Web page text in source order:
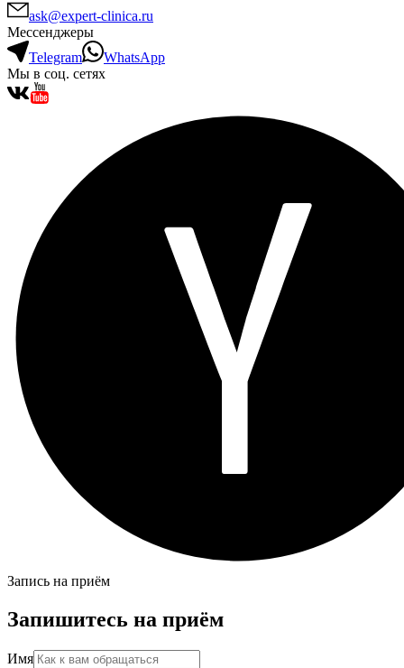
ask@expert-clinica.ru
Мессенджеры
Telegram
WhatsApp
Мы в соц. сетях
Запись на приём
Запишитесь на приём
Имя